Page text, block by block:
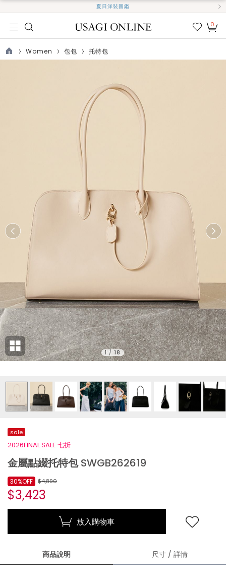
夏日洋裝圖鑑
我的
0
TOP
Women 包包 托特包
1 / 18
sale
2026FINAL SALE 七折
金屬點綴托特包 SWGB262619
$4,890
$3,423
30%OFF
放入購物車
商品說明 尺寸 / 詳情